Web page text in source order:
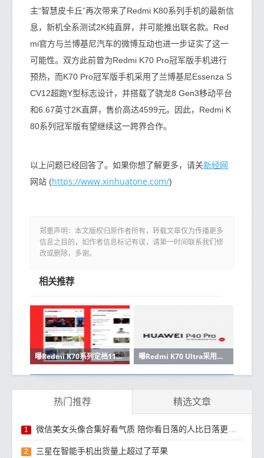
主“智慧皮卡丘”再次带来了Redmi K80系列手机的最新信
息，新机全系测试2K纯直屏，并可能推出联名款。Red
mi官方与兰博基尼汽车的微博互动也进一步证实了这一
可能性。双方此前曾为Redmi K70 Pro冠军版手机进行
预热，而K70 Pro冠军版手机采用了兰博基尼Essenza S
CV12超跑Y型标志设计，并搭载了骁龙8 Gen3移动平台
和6.67英寸2K直屏，售价高达4599元。因此，Redmi K
80系列冠军版有望继续这一跨界合作。
以上问题已经回答了。如果你想了解更多，请关新经网
网站 (https://www.xinhuatone.com/)
郑重声明：本文版权归原作者所有，转载文章仅为传播更多
信息之目的，如作者信息标记有误，请第一时间联系我们修
改或删除，多谢。
相关推荐
曝Redmi K70系列定档11月发布 超大存储加量不加价 曝Redmi K70 Ultra采用新密度电池 预计至少5500mAh
热门推荐 精选文章
1 微信美女头像合集好看气质 陪你看日落的人比日落更浪漫
2 三星在智能手机出货量上超过了苹果